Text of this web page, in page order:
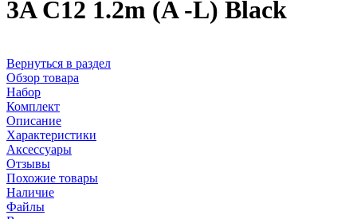
3A C12 1.2m (A -L) Black
Вернуться в раздел
Обзор товара
Набор
Комплект
Описание
Характеристики
Аксессуары
Отзывы
Похожие товары
Наличие
Файлы